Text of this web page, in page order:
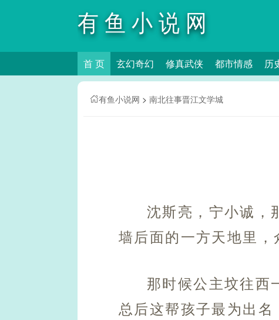
有鱼小说网
首 页 玄幻奇幻 修真武侠 都市情感 历
有鱼小说网 > 南北往事晋江文学城
沈斯亮，宁小诚，
墙后面的一方天地里，
那时候公主坟往西
总后这帮孩子最为出名